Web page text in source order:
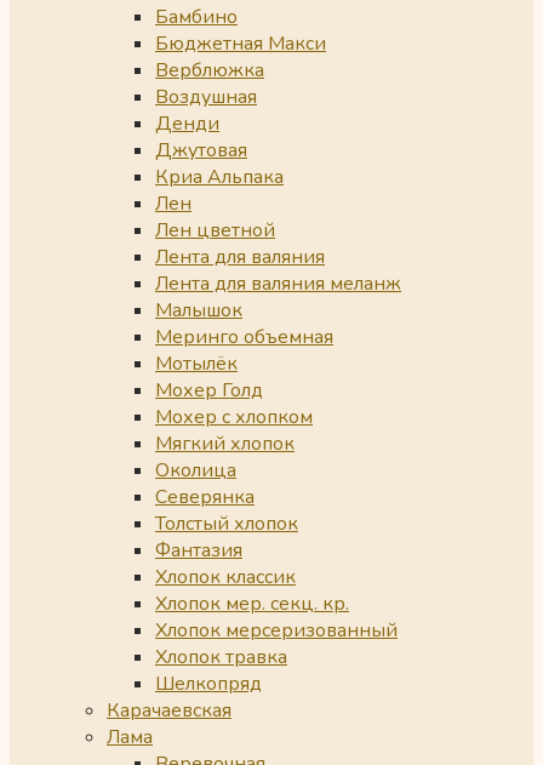
Бамбино
Бюджетная Макси
Верблюжка
Воздушная
Денди
Джутовая
Криа Альпака
Лен
Лен цветной
Лента для валяния
Лента для валяния меланж
Малышок
Меринго объемная
Мотылёк
Мохер Голд
Мохер с хлопком
Мягкий хлопок
Околица
Северянка
Толстый хлопок
Фантазия
Хлопок классик
Хлопок мер. секц. кр.
Хлопок мерсеризованный
Хлопок травка
Шелкопряд
Карачаевская
Лама